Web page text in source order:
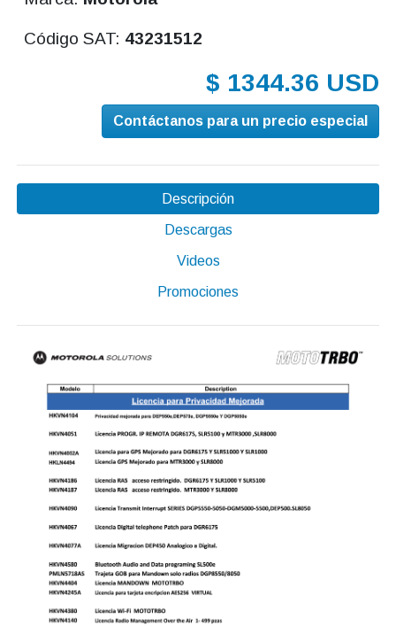
Código SAT: 43231512
$ 1344.36 USD
Contáctanos para un precio especial
Descripción
Descargas
Videos
Promociones